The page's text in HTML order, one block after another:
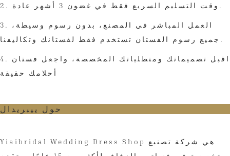
2. وقت التسليم السريع فقط في غضون 3 أشهر عادة.
3. العمل المباشر في المصنع، بدون رسوم وسيطة،
جميع رسوم الفستان تستخدم فقط لفستانك وتكاليفنا.
4. اقبل تصميماتك ومتطلباتك المخصصة، واجعل فستان
أحلامك حقيقة
حول ييبريدال
Yiaibridal Wedding Dress Shop هي شركة تصنيع